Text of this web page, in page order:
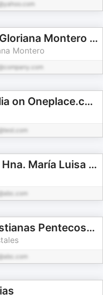
Danilo Montero & Gloriana Montero - Sígueme Internacional | Predicaciones Cristianas
Montero
Enfoque a la Familia on Oneplace.com
Estudios Bíblicos, Hna. María Luisa Piraquive, Iglesia de Dios Ministerial de Jesucristo Inter...
Predicaciones Cristianas Pentecostales